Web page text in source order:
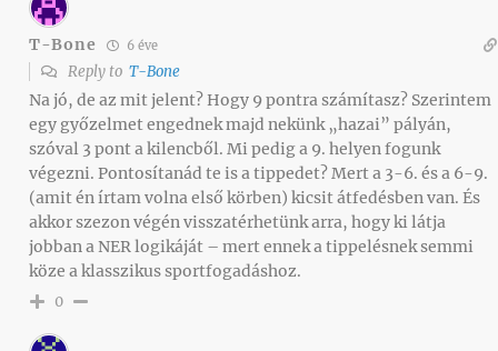
T-Bone 6 éve
Reply to T-Bone
Na jó, de az mit jelent? Hogy 9 pontra számítasz? Szerintem
egy győzelmet engednek majd nekünk „hazai” pályán,
szóval 3 pont a kilencből. Mi pedig a 9. helyen fogunk
végezni. Pontosítanád te is a tippedet? Mert a 3-6. és a 6-9.
(amit én írtam volna első körben) kicsit átfedésben van. És
akkor szezon végén visszatérhetünk arra, hogy ki látja
jobban a NER logikáját – mert ennek a tippelésnek semmi
köze a klasszikus sportfogadáshoz.
0